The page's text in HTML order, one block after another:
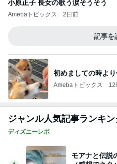
ツ、おすすめ
ba 吉田さんフ
5
〜新横浜駅を
☆やまあこ☆さん
このジャンルの記事をもっと見
レジェンド松下の